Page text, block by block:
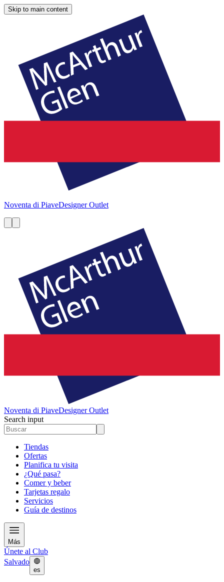
Skip to main content
Noventa di PiaveDesigner Outlet
Noventa di PiaveDesigner Outlet
Search input
Tiendas
Ofertas
Planifica tu visita
¿Qué pasa?
Comer y beber
Tarjetas regalo
Servicios
Guía de destinos
Más
Únete al Club
Salvado
es